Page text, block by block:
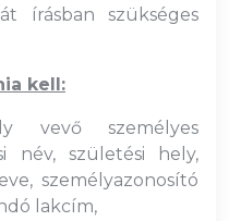
írásban szükséges
kell:
vevő személyes
név, születési hely,
személyazonosító
lakcím,